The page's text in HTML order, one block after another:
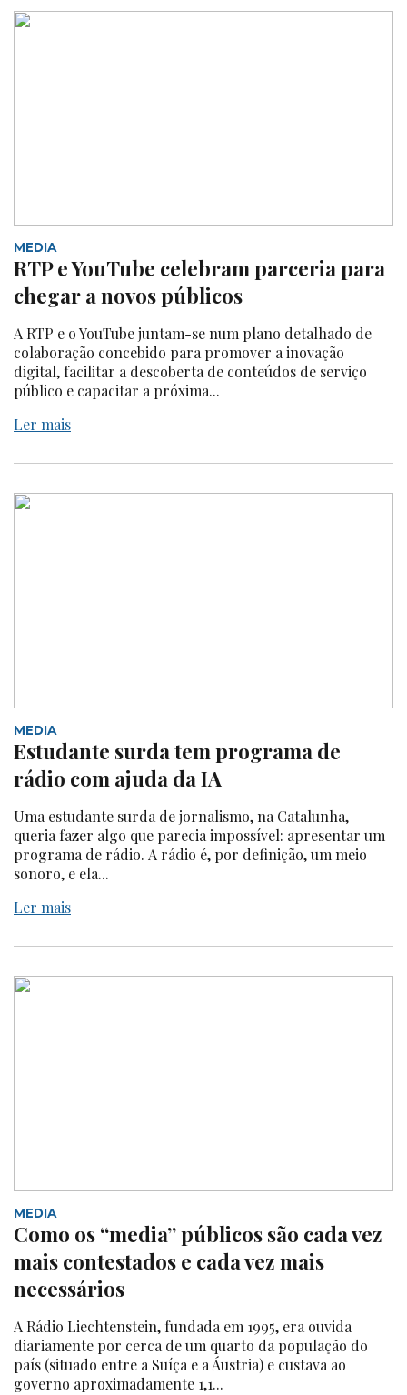
MEDIA
RTP e YouTube celebram parceria para
chegar a novos públicos
A RTP e o YouTube juntam-se num plano detalhado de
colaboração concebido para promover a inovação
digital, facilitar a descoberta de conteúdos de serviço
público e capacitar a próxima...
Ler mais
MEDIA
Estudante surda tem programa de
rádio com ajuda da IA
Uma estudante surda de jornalismo, na Catalunha,
queria fazer algo que parecia impossível: apresentar um
programa de rádio. A rádio é, por definição, um meio
sonoro, e ela...
Ler mais
MEDIA
Como os “media” públicos são cada vez
mais contestados e cada vez mais
necessários
A Rádio Liechtenstein, fundada em 1995, era ouvida
diariamente por cerca de um quarto da população do
país (situado entre a Suíça e a Áustria) e custava ao
governo aproximadamente 1,1...